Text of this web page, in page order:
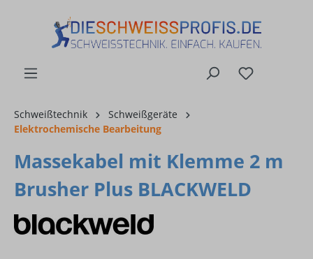
Schweißtechnik
Schweißgeräte
Elektrochemische Bearbeitung
Massekabel mit Klemme 2 m
Brusher Plus BLACKWELD